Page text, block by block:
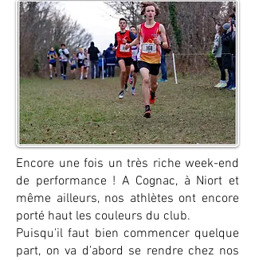
Encore une fois un très riche week-end
de performance ! A Cognac, à Niort et
même ailleurs, nos athlètes ont encore
porté haut les couleurs du club.
Puisqu'il faut bien commencer quelque
part, on va d'abord se rendre chez nos